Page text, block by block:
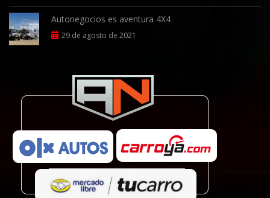
Autonegocios es aventura 4X4
29 de agosto de 2021